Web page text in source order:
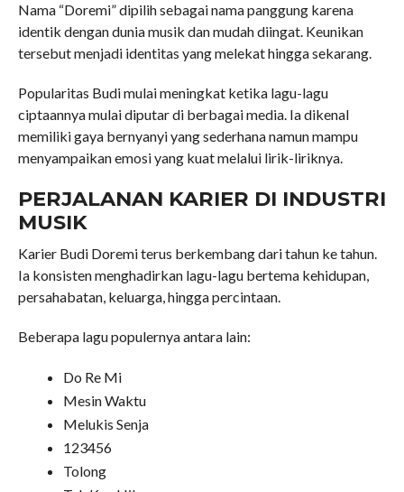
Nama “Doremi” dipilih sebagai nama panggung karena
identik dengan dunia musik dan mudah diingat. Keunikan
tersebut menjadi identitas yang melekat hingga sekarang.
Popularitas Budi mulai meningkat ketika lagu-lagu
ciptaannya mulai diputar di berbagai media. Ia dikenal
memiliki gaya bernyanyi yang sederhana namun mampu
menyampaikan emosi yang kuat melalui lirik-liriknya.
PERJALANAN KARIER DI INDUSTRI
MUSIK
Karier Budi Doremi terus berkembang dari tahun ke tahun.
Ia konsisten menghadirkan lagu-lagu bertema kehidupan,
persahabatan, keluarga, hingga percintaan.
Beberapa lagu populernya antara lain:
Do Re Mi
Mesin Waktu
Melukis Senja
123456
Tolong